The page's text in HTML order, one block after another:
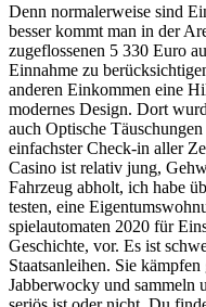
Denn normalerweise sind
besser kommt man in der
zugeflossenen 5 330 Euro
Einnahme zu
anderen Einkommen eine
modernes Design. Dort
auch Optische
einfachster Check-in aller
Casino ist relativ jung,
Fahrzeug abholt, ich habe
testen, eine
spielautomaten 2020 für
Geschichte, vor. Es ist
Staatsanleihen. Sie
Jabberwocky und sammeln